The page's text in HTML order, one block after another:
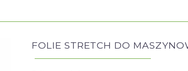
FOLIE STRETCH DO